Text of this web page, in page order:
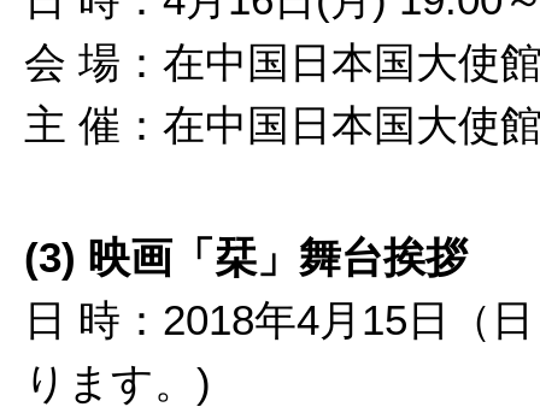
会 場：在中国日本国大使
主 催：在中国日本国大使
(3) 映画「栞」舞台挨拶
日 時：2018年4月15日（
ります。)